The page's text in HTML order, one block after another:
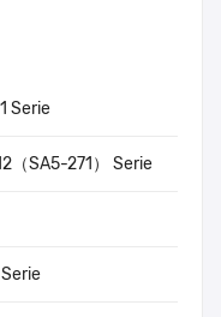
Serie
（SA5-271） Serie